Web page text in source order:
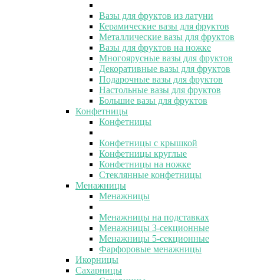
Вазы для фруктов из латуни
Керамические вазы для фруктов
Металлические вазы для фруктов
Вазы для фруктов на ножке
Многоярусные вазы для фруктов
Декоративные вазы для фруктов
Подарочные вазы для фруктов
Настольные вазы для фруктов
Большие вазы для фруктов
Конфетницы
Конфетницы
Конфетницы с крышкой
Конфетницы круглые
Конфетницы на ножке
Стеклянные конфетницы
Менажницы
Менажницы
Менажницы на подставках
Менажницы 3-секционные
Менажницы 5-секционные
Фарфоровые менажницы
Икорницы
Сахарницы